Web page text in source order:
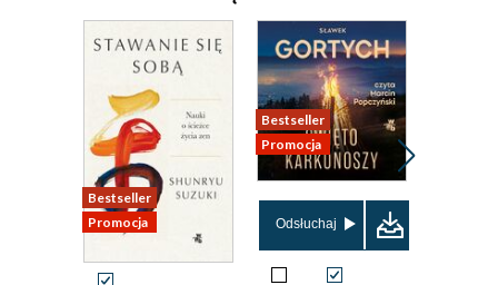
Bestseller
Promocja
Bestseller
Promocja
Odsłuchaj